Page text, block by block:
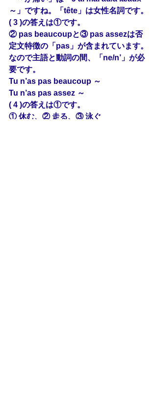
～」ですね。「tête」は女性名詞です。
( 3 )の答えは①です。
② pas beaucoupと③ pas assezは否
定文特徴の「pas」が含まれています。
なので主語と動詞の間、「ne/n’」が必
要です。
Tu n’as pas beaucoup ～
Tu n’as pas assez ～
( 4 )の答えは①です。
① 休む、② 走る、③ 泳ぐ